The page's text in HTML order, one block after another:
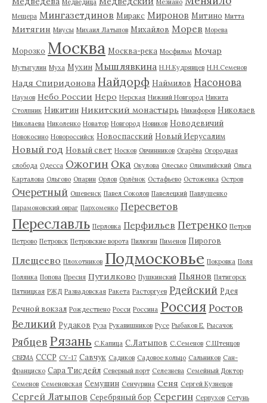
Медведица Мезиано
Мещера Мингазетдинов Миракс Миронов Митино Митта
Митягин Миусы Михаил Латыпов Михайлов Морев Морева
Морозко Москва Москва-река Мосфильм Мочар
Мутыгулин Муха Мухин Мышлявкина Н.Н.Кудрявцев Н.Н.Семенов
Надя Спиридонова Найдорф Наймилов Насонова
Наумов Небо России Неро Нерская Нижний Новгород Никита
Столпник Никитин Никитский монастырь Никифоров Николаев
Николаева Николенко Новатор Новгород Новиков Новодевичий
Новокосино Новороссийск Новоспасский Новый Иерусалим
Новый год Новый свет Носков Овчинников Огарёва Огородная
слобода Одесса Ожогин Ока Окулова Олесько Олимпийский Ольга
Карталова Ольгово Опарин Орлов Орлёнок Остафьево Остоженка Остров
Очеретный Ошевенск Павел Соколов Павелецкий Павлушенко
Парамоновский овраг Пархоменко Пересветов
Переславль Перловка Перфильев Петренко Петров
Петрово Петровск Петровские ворота Пилюгин Пименов Пирогов
Плещеево Плохотников Подмосковье Покровка Поля
Полянка Попова Пресня Путилково Пушкинский Пьянов Пятигорск
Пятницкая РЖД Развадовская Ракета Расторгуев Рдейский Рдея
Речной вокзал Рождествено Росси Россина Россия Ростов
Великий Рудаков Руза Рукавишников Русе Рыбаков Е. Рысачок
Рябцев Рязань С.Капица С.Латыпов С.Семенов С.Штенцов
СВЕМА СССР СУ-17 Савчук Садиков Садовое кольцо Сальников Сан-
Франциско Сара Тисдейл Северный порт Селезнева Семейный Доктор
Семенов Семеновская Семушин Сенчурина Сеня Сергей Кузнецов
Сергей Латыпов Серебряный бор Серегин Серпухов Сетунь